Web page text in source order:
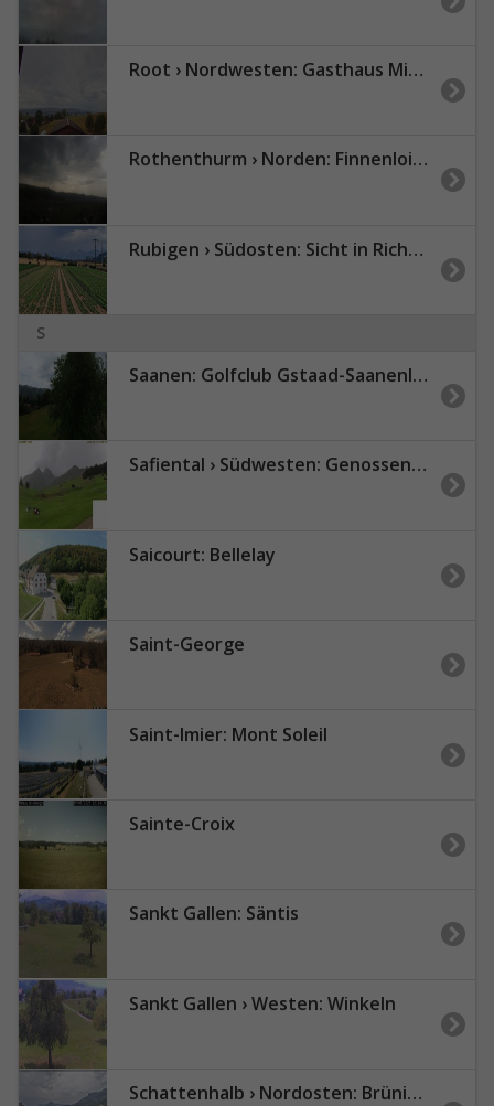
Root › Nordwesten: Gasthaus Michaelskreuz
Rothenthurm › Norden: Finnenloipe Rothenthurm (Langlauf)
Rubigen › Südosten: Sicht in Richtung Berner Oberland
S
Saanen: Golfclub Gstaad-Saanenland
Safiental › Südwesten: Genossenschaft Skilift Tenna
Saicourt: Bellelay
Saint-George
Saint-Imier: Mont Soleil
Sainte-Croix
Sankt Gallen: Säntis
Sankt Gallen › Westen: Winkeln
Schattenhalb › Nordosten: Brünigpassstrasse